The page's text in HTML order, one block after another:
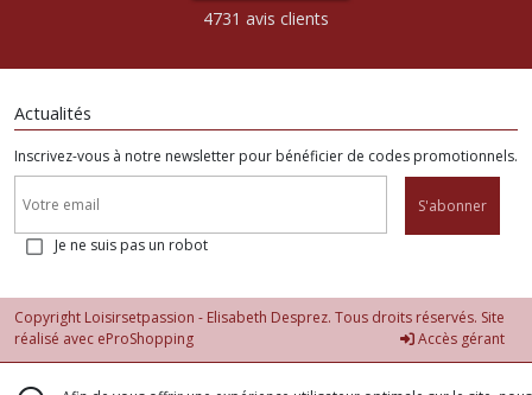
4731 avis clients
Actualités
Inscrivez-vous à notre newsletter pour bénéficier de codes promotionnels.
S'abonner
Je ne suis pas un robot
Copyright Loisirsetpassion - Elisabeth Desprez. Tous droits réservés. Site
réalisé avec eProShopping Accès gérant